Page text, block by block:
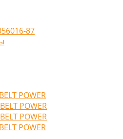
87
POWER
POWER
POWER
POWER